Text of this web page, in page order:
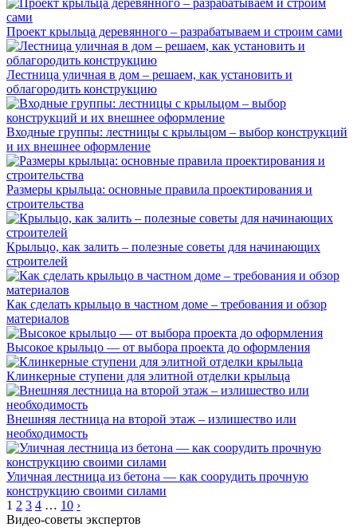
Проект крыльца деревянного – разрабатываем и строим сами
Лестница уличная в дом – решаем, как установить и
облагородить конструкцию
Входные группы: лестницы с крыльцом – выбор конструкций
и их внешнее оформление
Размеры крыльца: основные правила проектирования и
строительства
Крыльцо, как залить – полезные советы для начинающих
строителей
Как сделать крыльцо в частном доме – требования и обзор
материалов
Высокое крыльцо — от выбора проекта до оформления
Клинкерные ступени для элитной отделки крыльца
Внешняя лестница на второй этаж – излишество или
необходимость
Уличная лестница из бетона — как соорудить прочную
конструкцию своими силами
1 2 3 4 … 10 ›
Видео-советы экспертов